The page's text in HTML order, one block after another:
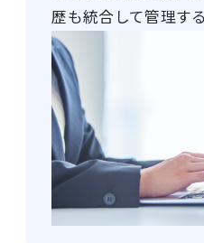
販売・購買・在庫
生産管理
生産管理
MES
歴も統合して管理す